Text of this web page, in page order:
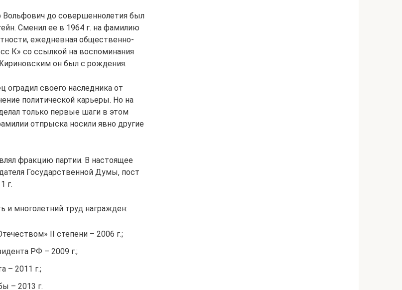
до совершеннолетия был
Сменил ее в 1964 г. на фамилию
ежедневная общественно-
К» со ссылкой на воспоминания
он был с рождения.
оградил своего наследника от
политической карьеры. Но на
только первые шаги в этом
отпрыска носили явно другие
фракцию партии. В настоящее
Государственной Думы, пост
г.
и многолетний труд награжден:
II степени – 2006 г.;
РФ – 2009 г.;
– 2011 г.;
– 2013 г.